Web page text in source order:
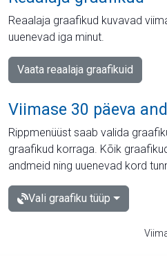
Reaalaja graafikud kuvavad
uuenevad iga minut.
Vaata reaalaja graafikuid
Viimase 30 päeva
Rippmenüüst saab valida
graafikud korraga. Kõik
andmeid ning uuenevad kord
Vali graafiku tüüp